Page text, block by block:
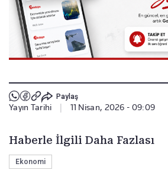
Paylaş
Yayın Tarihi 11 Nisan, 2026 - 09:09
Haberle İlgili Daha Fazlası
Ekonomi